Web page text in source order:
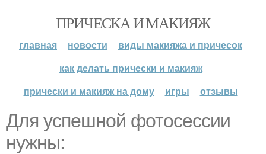
ПРИЧЕСКА И МАКИЯЖ
главная новости
виды макияжа и причесок
как делать прически и макияж
прически и макияж на дому
игры отзывы
Для успешной фотосессии
нужны: